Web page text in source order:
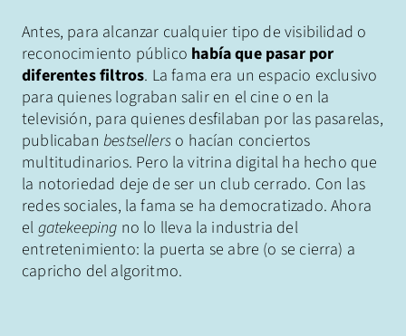
Antes, para alcanzar cualquier tipo de visibilidad o
reconocimiento público había que pasar por
diferentes filtros. La fama era un espacio exclusivo
para quienes lograban salir en el cine o en la
televisión, para quienes desfilaban por las pasarelas,
publicaban bestsellers o hacían conciertos
multitudinarios. Pero la vitrina digital ha hecho que
la notoriedad deje de ser un club cerrado. Con las
redes sociales, la fama se ha democratizado. Ahora
el gatekeeping no lo lleva la industria del
entretenimiento: la puerta se abre (o se cierra) a
capricho del algoritmo.